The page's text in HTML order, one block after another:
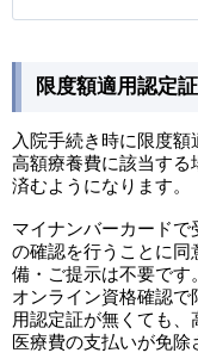
限度額適用認定
入院手続き時に限度
高額療養費に該当する
済むようになります。
マイナンバーカード
の確認を行うことに同
備・ご提示は不要です。
オンライン資格確認
用認定証が無くても
医療費の支払いが免除